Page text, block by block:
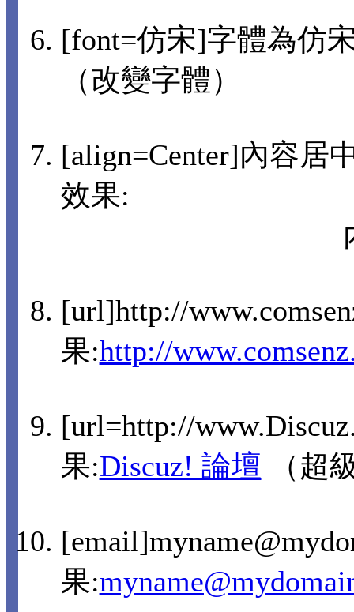
[font=仿宋]字體為仿
（改變字體）
[align=Center]內容
效果:
[url]http://
果:http://
[url=http://
果:Discuz! 論壇 （超
果: